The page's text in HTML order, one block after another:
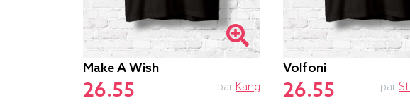
Make A Wish
26.55 par Kang
Volfoni
26.55 par